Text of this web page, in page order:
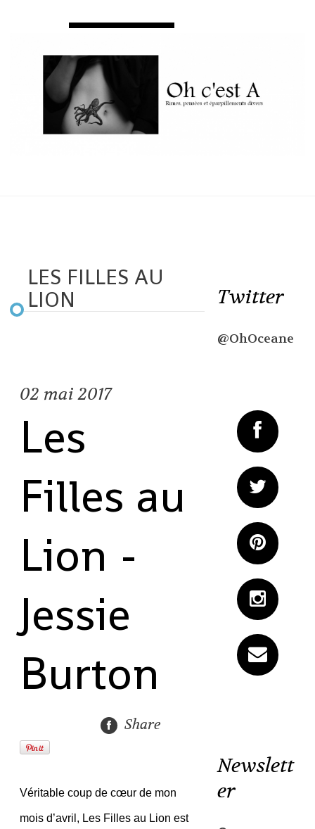
LES FILLES AU
LION
02 mai 2017
Les
Filles au
Lion -
Jessie
Burton
Share
Véritable coup de cœur de mon
mois d’avril, Les Filles au Lion est
Twitter
@OhOceane
Newslett
er